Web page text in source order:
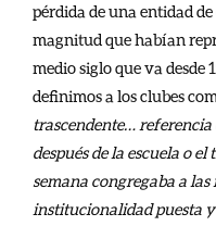
pérdida de una entidad
magnitud que habían
medio siglo que va desde
definimos a los clubes
trascendente…
después de la escuela o
semana congregaba a
institucionalidad puesta